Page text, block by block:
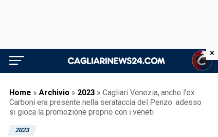
Home » Archivio » 2023 » Cagliari Venezia, anche l’ex
Carboni era presente nella serataccia del Penzo: adesso
si gioca la promozione proprio con i veneti
2023
×